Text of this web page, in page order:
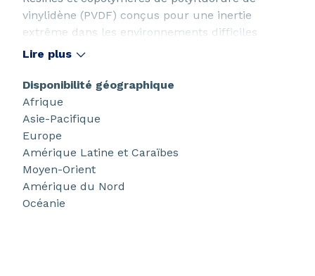
vinylidène (PVDF) conçus pour une inertie
extrême dans les environnements difficiles
: inflammations et fumées, résistance aux
Lire plus
Disponibilité géographique
Afrique
Asie-Pacifique
Europe
Amérique Latine et Caraïbes
Moyen-Orient
Amérique du Nord
Océanie